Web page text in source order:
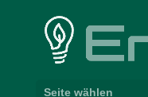
Seite wählen